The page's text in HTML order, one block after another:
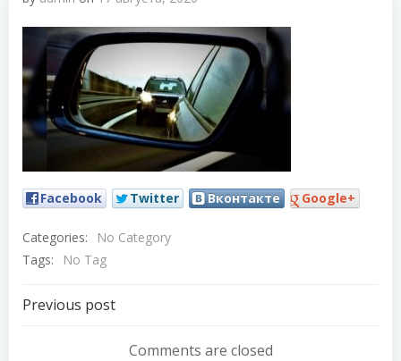
Facebook Twitter Вконтакте Google+
Categories:
No Category
Tags:
No Tag
Навигация
Previous post
Comments are closed